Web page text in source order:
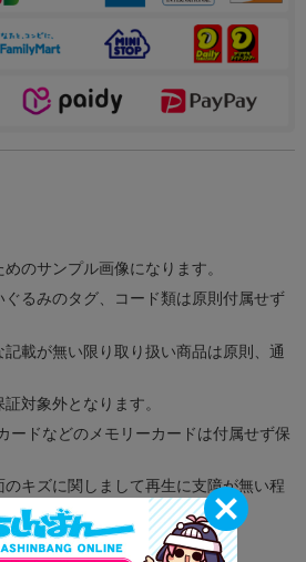
のサンプル画像になります。
るみのタグ、コード類は原則付属せず
載が無い限り取り扱い商品は原則、通
対象外となります。
ードなどのメモリーカードは付属せず保
キズに関しまして再生に支障が無い程
います。